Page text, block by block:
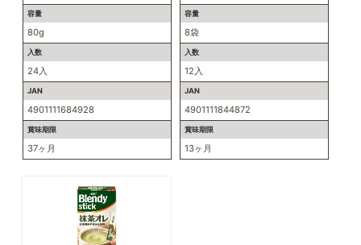
容量
80g
入数
24入
JAN
4901111684928
賞味期限
37ヶ月
容量
8袋
入数
12入
JAN
4901111844872
賞味期限
13ヶ月